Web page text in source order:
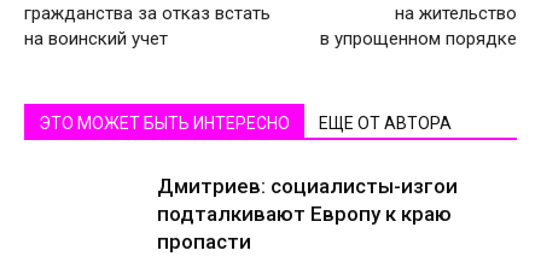
гражданства за отказ встать
на воинский учет
на жительство
в упрощенном порядке
ЭТО МОЖЕТ БЫТЬ ИНТЕРЕСНО ЕЩЕ ОТ АВТОРА
Дмитриев: социалисты-изгои
подталкивают Европу к краю
пропасти